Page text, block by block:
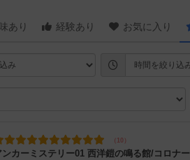
あり 経験あり お気に入り
ンカーミステリー01 西洋鎧の鳴る館/コロナ